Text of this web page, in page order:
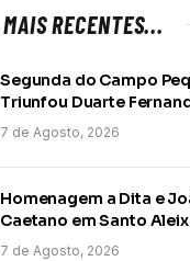
MAIS RECENTES...
Segunda do Campo
Triunfou Duarte
7 de Agosto, 2026
Homenagem a Dita e
Caetano em Santo
7 de Agosto, 2026